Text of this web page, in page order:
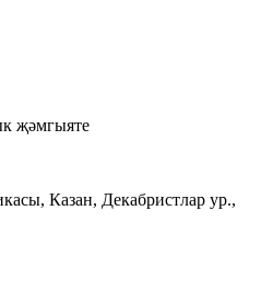
җәмгыяте
Казан, Декабристлар ур.,